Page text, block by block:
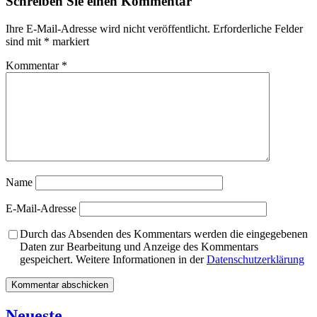
Ihre E-Mail-Adresse wird nicht veröffentlicht. Erforderliche Felder
sind mit * markiert
Kommentar *
Name
E-Mail-Adresse
Durch das Absenden des Kommentars werden die eingegebenen
Daten zur Bearbeitung und Anzeige des Kommentars
gespeichert. Weitere Informationen in derDatenschutzerklärung